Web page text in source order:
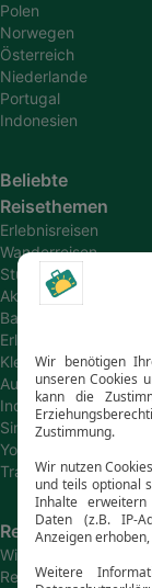
Polen
Norwegen
Österreich
Niederlande
Portugal
Indonesien
Beliebte
Reisethemen
Erlebnisreisen
Wanderreisen
Studienreisen
Aktivreisen
Bahn-
Erlebnisreisen
Kleingruppenreisen
Autoreisen
Individualreisen
Singlereisen
Young
Travel
Reiseanbieter
Wikinger
Reisen